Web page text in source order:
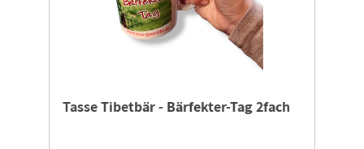
Tasse Tibetbär - Bärfekter-Tag 2fach